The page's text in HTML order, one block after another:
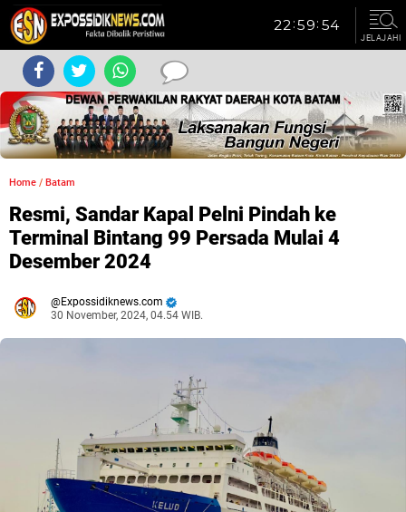
JELAJAHI
Home / Batam
Resmi, Sandar Kapal Pelni Pindah ke
Terminal Bintang 99 Persada Mulai 4
Desember 2024
Expossidiknews.com
30 November, 2024, 04.54 WIB.